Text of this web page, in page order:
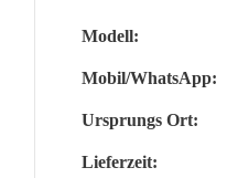
Modell:
Mobil/WhatsApp:
Ursprungs Ort:
Lieferzeit: